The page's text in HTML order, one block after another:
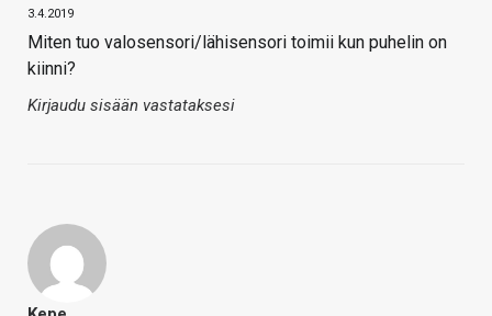
3.4.2019
Miten tuo valosensori/lähisensori toimii kun puhelin on
kiinni?
Kirjaudu sisään vastataksesi